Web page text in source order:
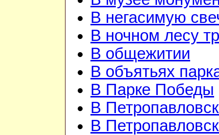
В негасимую
В ночном лесу
В общежитии
В объятьях
В Парке Победы
В
В